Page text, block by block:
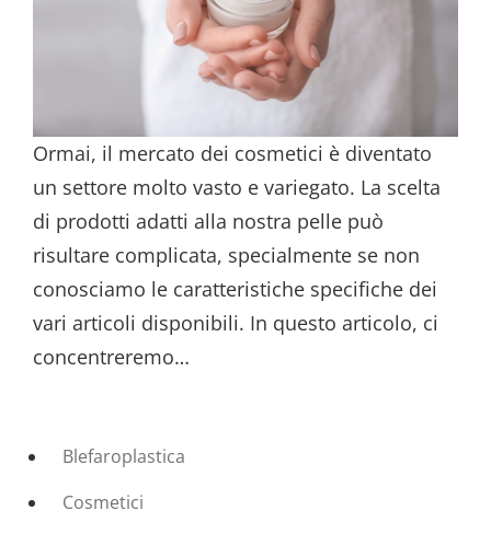
Ormai, il mercato dei cosmetici è diventato
un settore molto vasto e variegato. La scelta
di prodotti adatti alla nostra pelle può
risultare complicata, specialmente se non
conosciamo le caratteristiche specifiche dei
vari articoli disponibili. In questo articolo, ci
concentreremo…
Blefaroplastica
Cosmetici